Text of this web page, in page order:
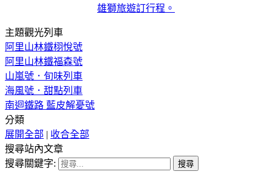
雄獅旅遊訂行程。
主題觀光列車
阿里山林鐵栩悅號
阿里山林鐵福森號
山嵐號．旬味列車
海風號．甜點列車
南迴鐵路 藍皮解憂號
分類
展開全部 | 收合全部
搜尋站內文章
搜尋關鍵字: